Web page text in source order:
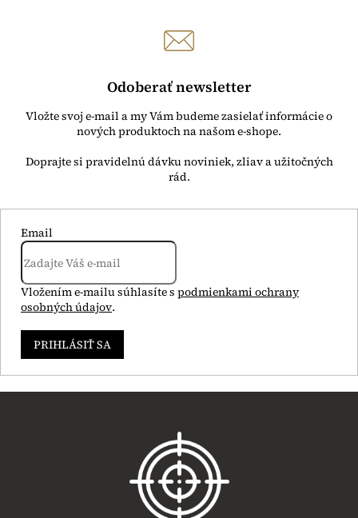
Odoberať newsletter
Vložte svoj e-mail a my Vám budeme zasielať informácie o
nových produktoch na našom e-shope.
Email
Vložením e-mailu súhlasíte s podmienkami ochrany
osobných údajov.
PRIHLÁSIŤ SA